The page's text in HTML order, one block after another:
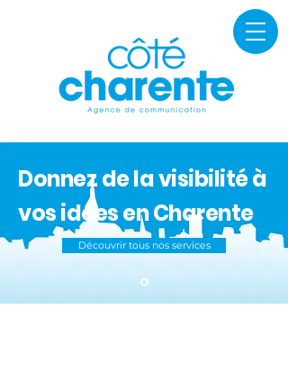
Donnez de la visibilité à
vos idées en Charente
Découvrir tous nos services